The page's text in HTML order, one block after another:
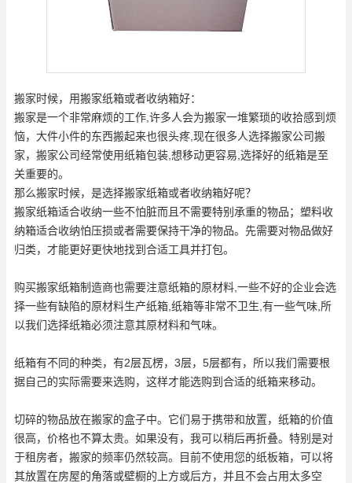
搬家时候，用搬家纸箱或者收纳箱好：
搬家是一个非常麻烦的工作,许多人会为搬家一堆繁琐的收拾感到烦
恼，大件小件的东西搬起来也很头疼,现在很多人选择搬家公司搬
家，搬家公司经常使用纸箱包装,想移动更容易,选择好的纸箱是至
关重要的。
那么搬家时候，是选择搬家纸箱或者收纳箱好呢？
搬家纸箱适合收纳一些不怕脏而且不需要特别承重的物品；塑料收
纳箱适合收纳怕压损或者需要保持干净的物品。先需要对物品做好
归类，才能更好更快地找到合适工具并打包。
购买搬家纸箱制造商也需要注意纸箱的原材料,一些不好的企业会选
择一些有缺陷的原材料生产纸箱,纸箱等非常不卫生,有一些气味,所
以我们选择纸箱必须注意其原材料和气味。
纸箱有不同的种类，有2层瓦楞，3层，5层都有，所以我们需要根
据自己的实际需要来选购，这样才能选购到合适的纸箱来移动。
切碎的物品放在搬家的盒子中。它们易于携带和放置，纸箱的价值
很高，价格也不算太贵。如果没有，我可以稍后再折叠。特别是对
于租房者，搬家的频率仍然较高。目前不使用您的纸板箱，可以将
其放置在房屋的角落或壁橱的上方或后方，并且不会占用太多空